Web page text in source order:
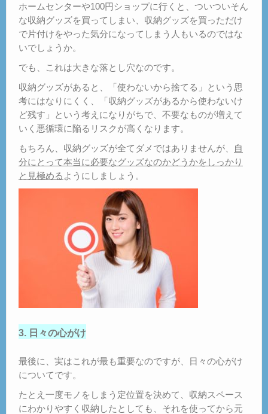
ホームセンターや100円ショップに行くと、ついついそん
な収納グッズを買ってしまい、収納グッズを買っただけ
で片付けをやった気分になってしまう人もいるのではな
いでしょうか。
でも、これは大きな落とし穴なのです。
収納グッズがあると、「使わないから捨てる」という思
考にはなりにくく、「収納グッズがあるから使わないけ
ど残す」という考えになりがちで、不要なものが増えて
いく悪循環に陥るリスクが高くなります。
もちろん、収納グッズが全てダメではありませんが、
自
分にとって本当に必要なグッズなのかどうかをしっかり
と見極める ようにしましょう。
3. 日々の心がけ
最後に、実はこれが最も重要なのですが、日々の心がけ
についてです。
たとえ一度モノをしまう定位置を決めて、収納スペース
にわかりやすく収納したとしても、それを使ってから元